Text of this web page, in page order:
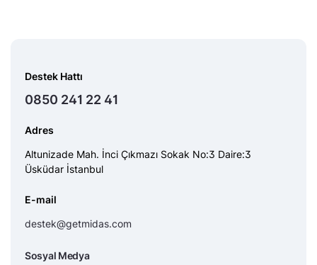
Destek Hattı
0850 241 22 41
Adres
Altunizade Mah. İnci Çıkmazı Sokak No:3 Daire:3
Üsküdar İstanbul
E-mail
destek@getmidas.com
Sosyal Medya